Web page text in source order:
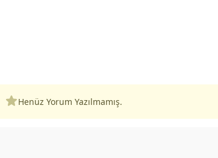
Henüz Yorum Yazılmamış.